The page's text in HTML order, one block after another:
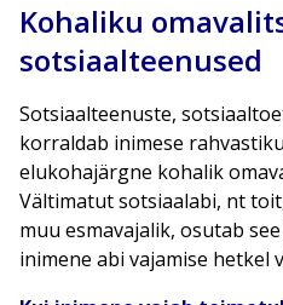
Kohaliku
sotsiaalteenused
Sotsiaalteenuste,
korraldab inimese
elukohajärgne kohalik
Vältimatut sotsiaalabi, nt
muu esmavajalik, osutab
inimene abi vajamise hetkel